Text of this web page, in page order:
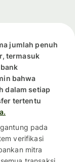
jumlah penuh
termasuk
bahwa
dalam setiap
tertentu
pada
verifikasi
mitra